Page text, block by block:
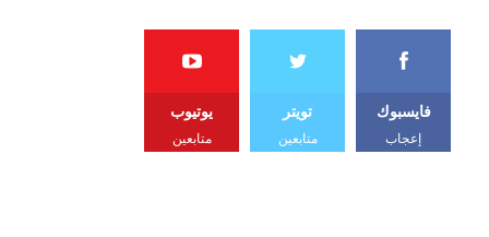
فايسبوك
إعجاب
تويتر
متابعين
يوتيوب
متابعين